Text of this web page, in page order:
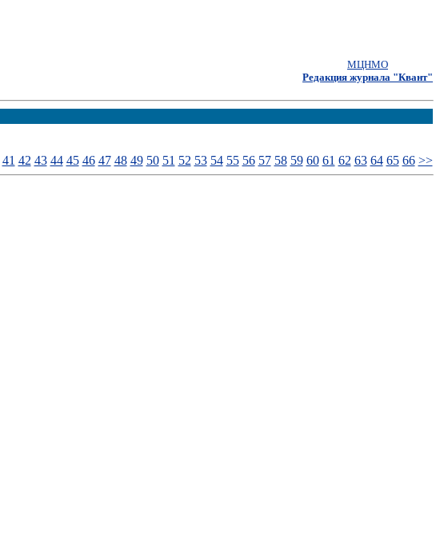
МЦНМО
Редакция журнала "Квант"
41 42 43 44 45 46 47 48 49 50 51 52 53 54 55 56 57 58 59 60 61 62 63 64 65 66 >>